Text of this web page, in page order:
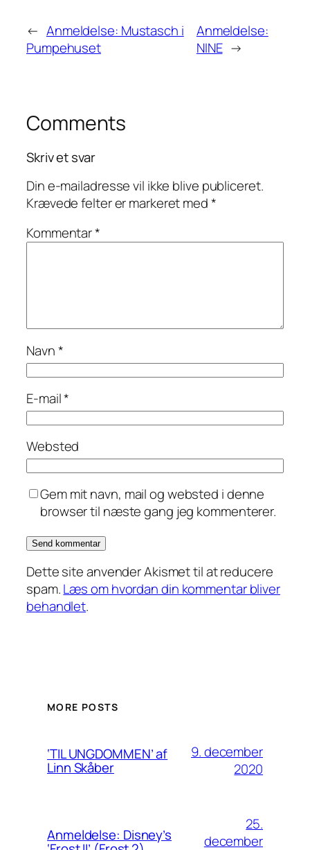
← Anmeldelse: Mustasch i
Pumpehuset
Anmeldelse:
NINE →
Comments
Skriv et svar
Din e-mailadresse vil ikke blive publiceret.
Krævede felter er markeret med*
Kommentar*
Navn*
E-mail*
Websted
Gem mit navn, mail og websted i denne
browser til næste gang jeg kommenterer.
Dette site anvender Akismet til at reducere
spam.Læs om hvordan din kommentar bliver
behandlet.
MORE POSTS
‘TIL UNGDOMMEN’ af
Linn Skåber
9. december
2020
Anmeldelse: Disney’s
25.
december